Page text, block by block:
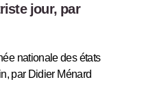
jour, par
nationale des états
par Didier Ménard